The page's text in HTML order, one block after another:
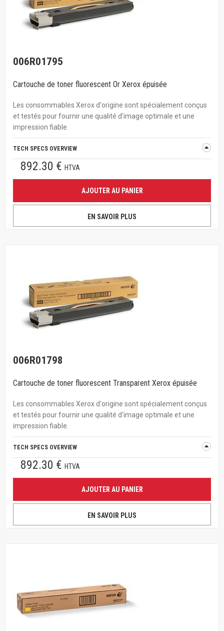
006R01795
Cartouche de toner fluorescent Or Xerox épuisée
Les consommables Xerox d'origine sont spécialement conçus
et testés pour fournir une qualité d'image optimale et une
impression fiable.
TECH SPECS OVERVIEW
892.30 € HTVA
AJOUTER AU PANIER
EN SAVOIR PLUS
006R01798
Cartouche de toner fluorescent Transparent Xerox épuisée
Les consommables Xerox d'origine sont spécialement conçus
et testés pour fournir une qualité d'image optimale et une
impression fiable.
TECH SPECS OVERVIEW
892.30 € HTVA
AJOUTER AU PANIER
EN SAVOIR PLUS